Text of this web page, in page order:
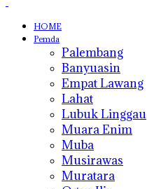
HOME
Pemda
Palembang
Banyuasin
Empat Lawang
Lahat
Lubuk Linggau
Muara Enim
Muba
Musirawas
Muratara